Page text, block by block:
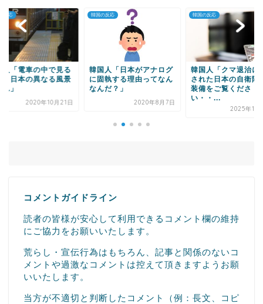
Powered by livedoor 相互RSS
反応
人「日本がアナログ
執する理由ってなん
？」
2020年8月7日
韓国の反応
韓国人「クマ退治に動員
された日本の自衛隊員の
装備をご覧くださ
韓国の反応
韓国人「友人を失っ
国人が語ったソウル
院事故現場の状況を
覧...
2022年11
コメントガイドライン
読者の皆様が安心して利用できるコメント欄の維持
にご協力をお願いいたします。
荒らし・宣伝行為はもちろん、記事と関係のないコ
メントや過激なコメントは控えて頂きますようお願
いいたします。
当方が不適切と判断したコメント（例：長文、コピ